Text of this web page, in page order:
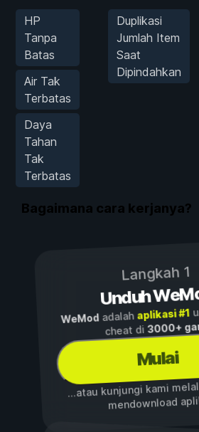
HP
Tanpa
Batas
Air Tak
Terbatas
Daya
Tahan
Tak
Terbatas
Duplikasi
Jumlah Item
Saat
Dipindahkan
Bagaimana cara kerjanya?
Langkah 1
Unduh
WeModadalah aplikasi #1
cheat di3000+
Mulai
...atau kunjungi kami
mendownload